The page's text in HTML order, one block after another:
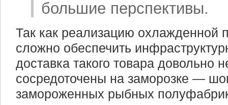
большие перспективы.
Так как реализацию охлажденной
сложно обеспечить
доставка такого товара довольно
сосредоточены на заморозке —
замороженных рыбных